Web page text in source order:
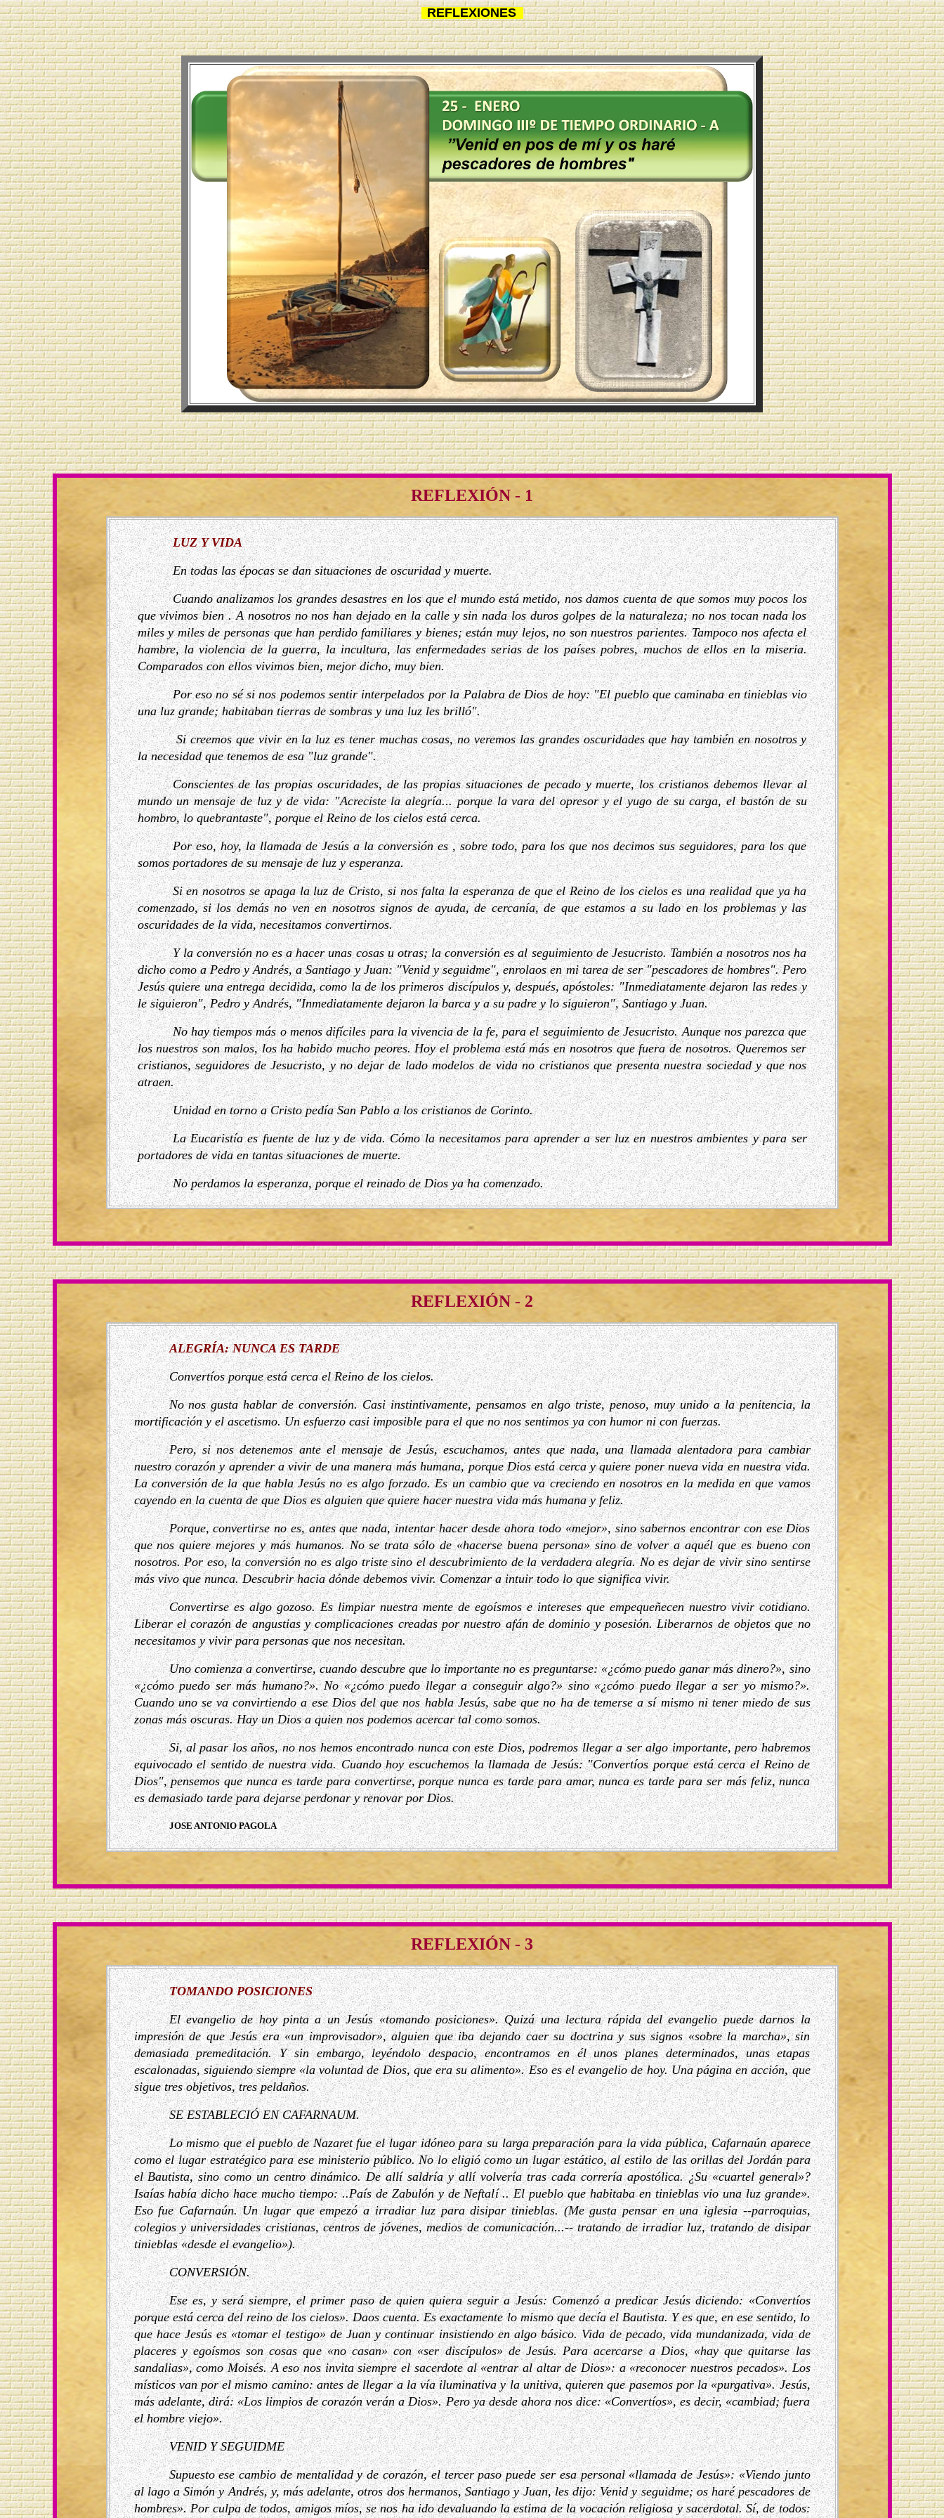
REFLEXIONES
REFLEXIÓN - 1
LUZ Y VIDA
En todas las épocas se dan situaciones de oscuridad y muerte.
Cuando analizamos los grandes desastres en los que el mundo está metido, nos damos cuenta de que somos muy pocos los
que vivimos bien . A nosotros no nos han dejado en la calle y sin nada los duros golpes de la naturaleza; no nos tocan nada los
miles y miles de personas que han perdido familiares y bienes; están muy lejos, no son nuestros parientes. Tampoco nos afecta el
hambre, la violencia de la guerra, la incultura, las enfermedades serias de los países pobres, muchos de ellos en la miseria.
Comparados con ellos vivimos bien, mejor dicho, muy bien.
Por eso no sé si nos podemos sentir interpelados por la Palabra de Dios de hoy: "El pueblo que caminaba en tinieblas vio
una luz grande; habitaban tierras de sombras y una luz les brilló".
Si creemos que vivir en la luz es tener muchas cosas, no veremos las grandes oscuridades que hay también en nosotros y
la necesidad que tenemos de esa "luz grande".
Conscientes de las propias oscuridades, de las propias situaciones de pecado y muerte, los cristianos debemos llevar al
mundo un mensaje de luz y de vida: "Acreciste la alegría... porque la vara del opresor y el yugo de su carga, el bastón de su
hombro, lo quebrantaste", porque el Reino de los cielos está cerca.
Por eso, hoy, la llamada de Jesús a la conversión es , sobre todo, para los que nos decimos sus seguidores, para los que
somos portadores de su mensaje de luz y esperanza.
Si en nosotros se apaga la luz de Cristo, si nos falta la esperanza de que el Reino de los cielos es una realidad que ya ha
comenzado, si los demás no ven en nosotros signos de ayuda, de cercanía, de que estamos a su lado en los problemas y las
oscuridades de la vida, necesitamos convertirnos.
Y la conversión no es a hacer unas cosas u otras; la conversión es al seguimiento de Jesucristo. También a nosotros nos ha
dicho como a Pedro y Andrés, a Santiago y Juan: "Venid y seguidme", enrolaos en mi tarea de ser "pescadores de hombres". Pero
Jesús quiere una entrega decidida, como la de los primeros discípulos y, después, apóstoles: "Inmediatamente dejaron las redes y
le siguieron", Pedro y Andrés, "Inmediatamente dejaron la barca y a su padre y lo siguieron", Santiago y Juan.
No hay tiempos más o menos difíciles para la vivencia de la fe, para el seguimiento de Jesucristo. Aunque nos parezca que
los nuestros son malos, los ha habido mucho peores. Hoy el problema está más en nosotros que fuera de nosotros. Queremos ser
cristianos, seguidores de Jesucristo, y no dejar de lado modelos de vida no cristianos que presenta nuestra sociedad y que nos
atraen.
Unidad en torno a Cristo pedía San Pablo a los cristianos de Corinto.
La Eucaristía es fuente de luz y de vida. Cómo la necesitamos para aprender a ser luz en nuestros ambientes y para ser
portadores de vida en tantas situaciones de muerte.
No perdamos la esperanza, porque el reinado de Dios ya ha comenzado.
REFLEXIÓN - 2
ALEGRÍA: NUNCA ES TARDE
Convertíos porque está cerca el Reino de los cielos.
No nos gusta hablar de conversión. Casi instintivamente, pensamos en algo triste, penoso, muy unido a la penitencia, la
mortificación y el ascetismo. Un esfuerzo casi imposible para el que no nos sentimos ya con humor ni con fuerzas.
Pero, si nos detenemos ante el mensaje de Jesús, escuchamos, antes que nada, una llamada alentadora para cambiar
nuestro corazón y aprender a vivir de una manera más humana, porque Dios está cerca y quiere poner nueva vida en nuestra vida.
La conversión de la que habla Jesús no es algo forzado. Es un cambio que va creciendo en nosotros en la medida en que vamos
cayendo en la cuenta de que Dios es alguien que quiere hacer nuestra vida más humana y feliz.
Porque, convertirse no es, antes que nada, intentar hacer desde ahora todo «mejor», sino sabernos encontrar con ese Dios
que nos quiere mejores y más humanos. No se trata sólo de «hacerse buena persona» sino de volver a aquél que es bueno con
nosotros. Por eso, la conversión no es algo triste sino el descubrimiento de la verdadera alegría. No es dejar de vivir sino sentirse
más vivo que nunca. Descubrir hacia dónde debemos vivir. Comenzar a intuir todo lo que significa vivir.
Convertirse es algo gozoso. Es limpiar nuestra mente de egoísmos e intereses que empequeñecen nuestro vivir cotidiano.
Liberar el corazón de angustias y complicaciones creadas por nuestro afán de dominio y posesión. Liberarnos de objetos que no
necesitamos y vivir para personas que nos necesitan.
Uno comienza a convertirse, cuando descubre que lo importante no es preguntarse: «¿cómo puedo ganar más dinero?», sino
«¿cómo puedo ser más humano?». No «¿cómo puedo llegar a conseguir algo?» sino «¿cómo puedo llegar a ser yo mismo?».
Cuando uno se va convirtiendo a ese Dios del que nos habla Jesús, sabe que no ha de temerse a sí mismo ni tener miedo de sus
zonas más oscuras. Hay un Dios a quien nos podemos acercar tal como somos.
Si, al pasar los años, no nos hemos encontrado nunca con este Dios, podremos llegar a ser algo importante, pero habremos
equivocado el sentido de nuestra vida. Cuando hoy escuchemos la llamada de Jesús: "Convertíos porque está cerca el Reino de
Dios", pensemos que nunca es tarde para convertirse, porque nunca es tarde para amar, nunca es tarde para ser más feliz, nunca
es demasiado tarde para dejarse perdonar y renovar por Dios.
JOSE ANTONIO PAGOLA
REFLEXIÓN - 3
TOMANDO POSICIONES
El evangelio de hoy pinta a un Jesús «tomando posiciones». Quizá una lectura rápida del evangelio puede darnos la
impresión de que Jesús era «un improvisador», alguien que iba dejando caer su doctrina y sus signos «sobre la marcha», sin
demasiada premeditación. Y sin embargo, leyéndolo despacio, encontramos en él unos planes determinados, unas etapas
escalonadas, siguiendo siempre «la voluntad de Dios, que era su alimento». Eso es el evangelio de hoy. Una página en acción, que
sigue tres objetivos, tres peldaños.
SE ESTABLECIÓ EN CAFARNAUM.
Lo mismo que el pueblo de Nazaret fue el lugar idóneo para su larga preparación para la vida pública, Cafarnaún aparece
como el lugar estratégico para ese ministerio público. No lo eligió como un lugar estático, al estilo de las orillas del Jordán para
el Bautista, sino como un centro dinámico. De allí saldría y allí volvería tras cada correría apostólica. ¿Su «cuartel general»?
Isaías había dicho hace mucho tiempo: ..País de Zabulón y de Neftalí .. El pueblo que habitaba en tinieblas vio una luz grande».
Eso fue Cafarnaún. Un lugar que empezó a irradiar luz para disipar tinieblas. (Me gusta pensar en una iglesia --parroquias,
colegios y universidades cristianas, centros de jóvenes, medios de comunicación...-- tratando de irradiar luz, tratando de disipar
tinieblas «desde el evangelio»).
CONVERSIÓN.
Ese es, y será siempre, el primer paso de quien quiera seguir a Jesús: Comenzó a predicar Jesús diciendo: «Convertíos
porque está cerca del reino de los cielos». Daos cuenta. Es exactamente lo mismo que decía el Bautista. Y es que, en ese sentido, lo
que hace Jesús es «tomar el testigo» de Juan y continuar insistiendo en algo básico. Vida de pecado, vida mundanizada, vida de
placeres y egoísmos son cosas que «no casan» con «ser discípulos» de Jesús. Para acercarse a Dios, «hay que quitarse las
sandalias», como Moisés. A eso nos invita siempre el sacerdote al «entrar al altar de Dios»: a «reconocer nuestros pecados». Los
místicos van por el mismo camino: antes de llegar a la vía iluminativa y la unitiva, quieren que pasemos por la «purgativa». Jesús,
más adelante, dirá: «Los limpios de corazón verán a Dios». Pero ya desde ahora nos dice: «Convertíos», es decir, «cambiad; fuera
el hombre viejo».
VENID Y SEGUIDME
Supuesto ese cambio de mentalidad y de corazón, el tercer paso puede ser esa personal «llamada de Jesús»: «Viendo junto
al lago a Simón y Andrés, y, más adelante, otros dos hermanos, Santiago y Juan, les dijo: Venid y seguidme; os haré pescadores de
hombres». Por culpa de todos, amigos míos, se nos ha ido devaluando la estima de la vocación religiosa y sacerdotal. Sí, de todos: